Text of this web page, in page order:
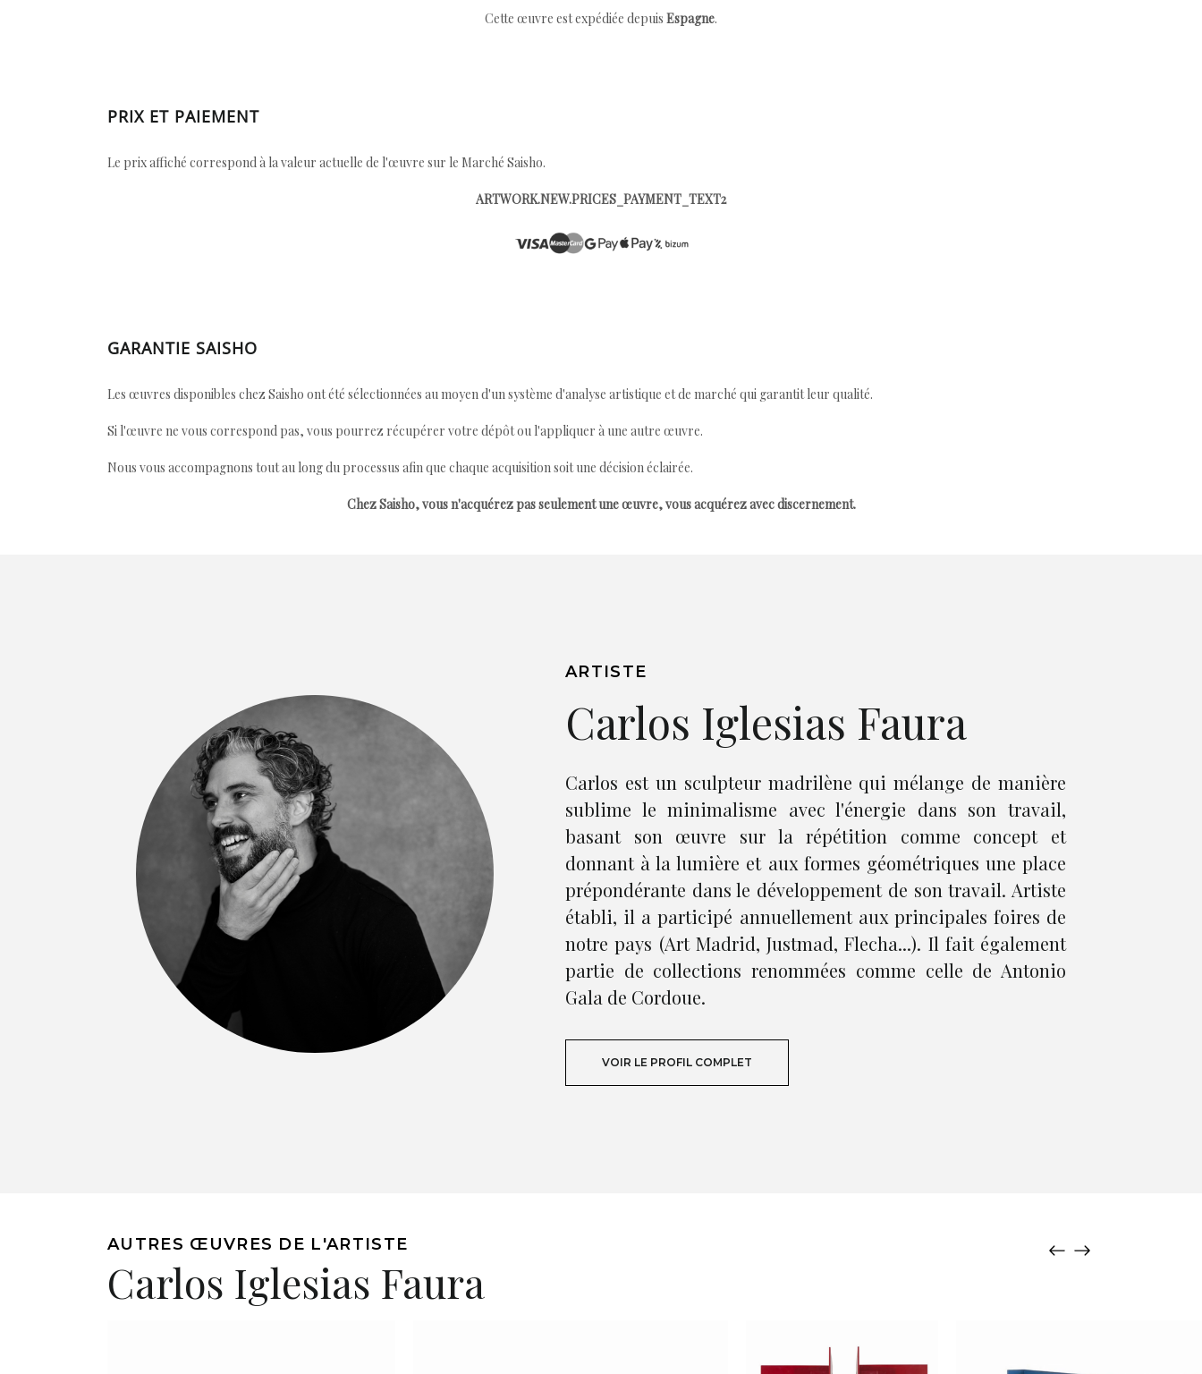
Cette œuvre est expédiée depuis Espagne.
PRIX ET PAIEMENT
Le prix affiché correspond à la valeur actuelle de l'œuvre sur le Marché Saisho.
ARTWORK.NEW.PRICES_PAYMENT_TEXT2
GARANTIE SAISHO
Les œuvres disponibles chez Saisho ont été sélectionnées au moyen d'un système d'analyse artistique et de marché qui garantit leur qualité.
Si l'œuvre ne vous correspond pas, vous pourrez récupérer votre dépôt ou l'appliquer à une autre œuvre.
Nous vous accompagnons tout au long du processus afin que chaque acquisition soit une décision éclairée.
Chez Saisho, vous n'acquérez pas seulement une œuvre, vous acquérez avec discernement.
ARTISTE
Carlos Iglesias Faura
Carlos est un sculpteur madrilène qui mélange de manière
sublime le minimalisme avec l'énergie dans son travail,
basant son œuvre sur la répétition comme concept et
donnant à la lumière et aux formes géométriques une place
prépondérante dans le développement de son travail. Artiste
établi, il a participé annuellement aux principales foires de
notre pays (Art Madrid, Justmad, Flecha...). Il fait également
partie de collections renommées comme celle de Antonio
Gala de Cordoue.
VOIR LE PROFIL COMPLET
AUTRES ŒUVRES DE L'ARTISTE
Carlos Iglesias Faura